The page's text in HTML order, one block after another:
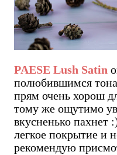
PAESE Lush Satin
полюбившимся
прям очень хорош
тому же ощутимо
вкусненько
легкое покрытие и
рекомендую